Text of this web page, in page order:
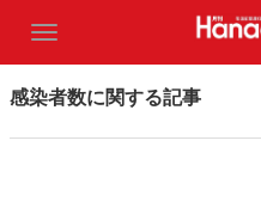
感染者数に関する記事